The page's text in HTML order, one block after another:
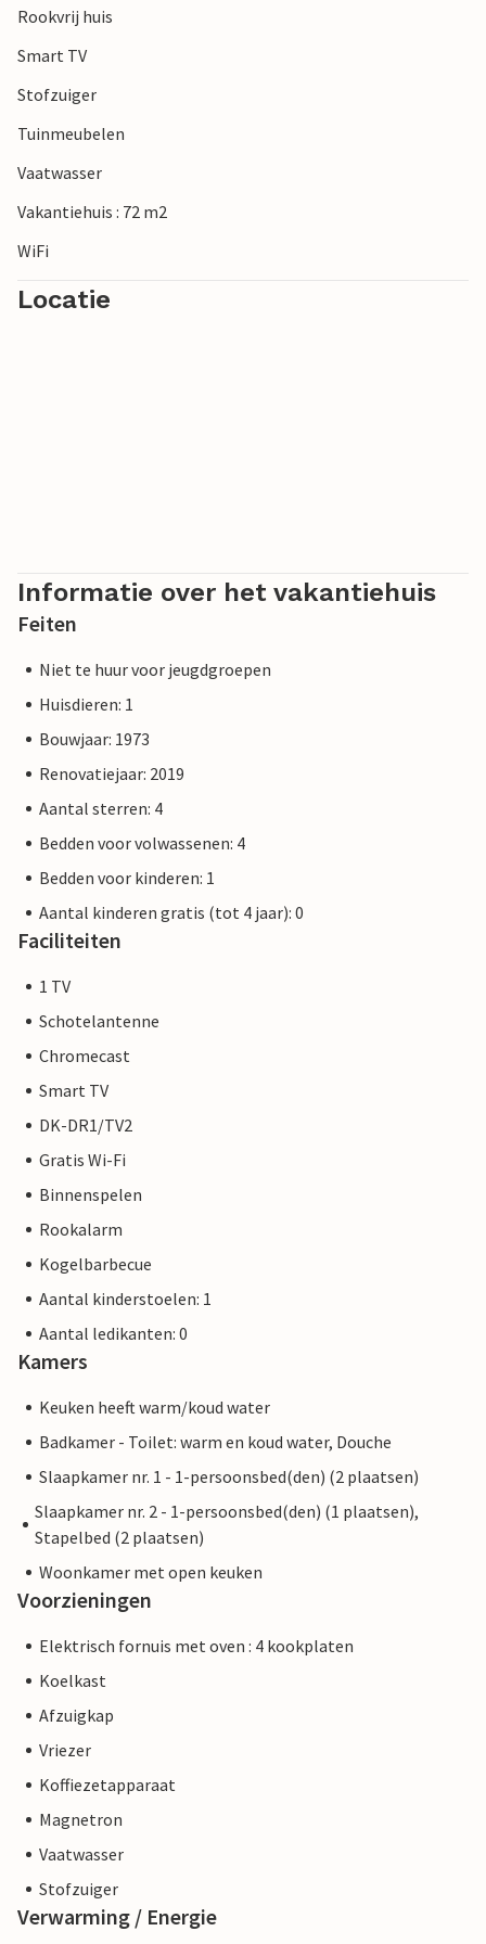
Rookvrij huis
Smart TV
Stofzuiger
Tuinmeubelen
Vaatwasser
Vakantiehuis : 72 m2
WiFi
Locatie
Informatie over het vakantiehuis
Feiten
Niet te huur voor jeugdgroepen
Huisdieren: 1
Bouwjaar: 1973
Renovatiejaar: 2019
Aantal sterren: 4
Bedden voor volwassenen: 4
Bedden voor kinderen: 1
Aantal kinderen gratis (tot 4 jaar): 0
Faciliteiten
1 TV
Schotelantenne
Chromecast
Smart TV
DK-DR1/TV2
Gratis Wi-Fi
Binnenspelen
Rookalarm
Kogelbarbecue
Aantal kinderstoelen: 1
Aantal ledikanten: 0
Kamers
Keuken heeft warm/koud water
Badkamer - Toilet: warm en koud water, Douche
Slaapkamer nr. 1 - 1-persoonsbed(den) (2 plaatsen)
Slaapkamer nr. 2 - 1-persoonsbed(den) (1 plaatsen),
Stapelbed (2 plaatsen)
Woonkamer met open keuken
Voorzieningen
Elektrisch fornuis met oven : 4 kookplaten
Koelkast
Afzuigkap
Vriezer
Koffiezetapparaat
Magnetron
Vaatwasser
Stofzuiger
Verwarming / Energie